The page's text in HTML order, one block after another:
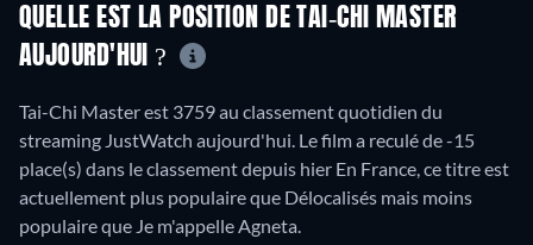
QUELLE EST LA POSITION DE TAI-CHI MASTER
AUJOURD'HUI ?
Tai-Chi Master est 3759 au classement quotidien du
streaming JustWatch aujourd'hui. Le film a reculé de -15
place(s) dans le classement depuis hier En France, ce titre est
actuellement plus populaire que Délocalisés mais moins
populaire que Je m'appelle Agneta.